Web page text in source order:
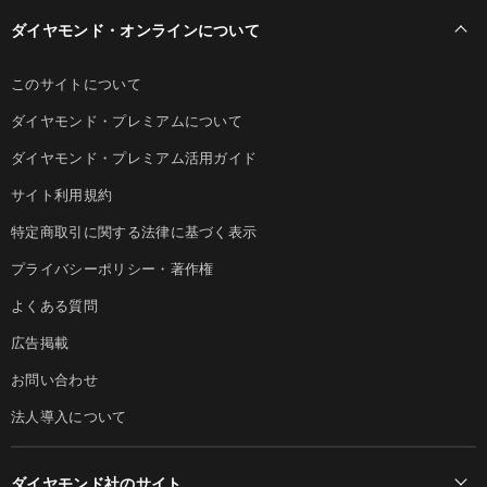
ダイヤモンド・オンラインについて
このサイトについて
ダイヤモンド・プレミアムについて
ダイヤモンド・プレミアム活用ガイド
サイト利用規約
特定商取引に関する法律に基づく表示
プライバシーポリシー・著作権
よくある質問
広告掲載
お問い合わせ
法人導入について
ダイヤモンド社のサイト